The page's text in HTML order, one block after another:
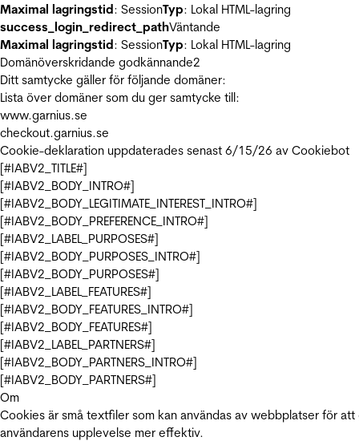
Maximal lagringstid: SessionTyp: Lokal HTML-lagring
success_login_redirect_pathVäntande
Maximal lagringstid: SessionTyp: Lokal HTML-lagring
Domänöverskridande godkännande2
Ditt samtycke gäller för följande domäner:
Lista över domäner som du ger samtycke till:
www.garnius.se
checkout.garnius.se
Cookie-deklaration uppdaterades senast 6/15/26 av Cookiebot
[#IABV2_TITLE#]
[#IABV2_BODY_INTRO#]
[#IABV2_BODY_LEGITIMATE_INTEREST_INTRO#]
[#IABV2_BODY_PREFERENCE_INTRO#]
[#IABV2_LABEL_PURPOSES#]
[#IABV2_BODY_PURPOSES_INTRO#]
[#IABV2_BODY_PURPOSES#]
[#IABV2_LABEL_FEATURES#]
[#IABV2_BODY_FEATURES_INTRO#]
[#IABV2_BODY_FEATURES#]
[#IABV2_LABEL_PARTNERS#]
[#IABV2_BODY_PARTNERS_INTRO#]
[#IABV2_BODY_PARTNERS#]
Om
Cookies är små textfiler som kan användas av webbplatser för att
användarens upplevelse mer effektiv.